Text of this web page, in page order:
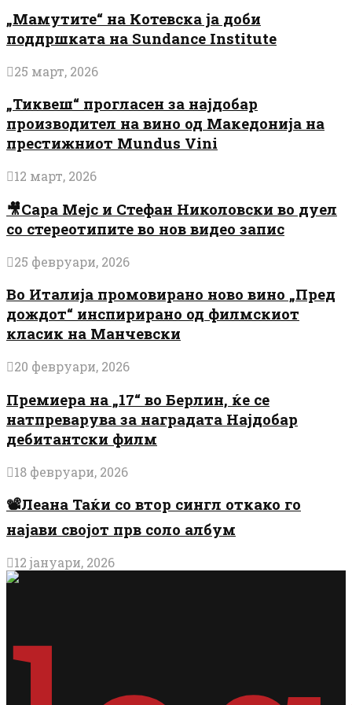
„Мамутите“ на Котевска ја доби
поддршката на Sundance Institute
25 март, 2026
„Тиквеш“ прогласен за најдобар
производител на вино од Македонија на
престижниот Mundus Vini
12 март, 2026
🎥Сара Мејс и Стефан Николовски во дуел
со стереотипите во нов видео запис
25 февруари, 2026
Во Италија промовирано ново вино „Пред
дождот“ инспирирано од филмскиот
класик на Манчевски
20 февруари, 2026
Премиера на „17“ во Берлин, ќе се
натпреварува за наградата Најдобар
дебитантски филм
18 февруари, 2026
📽️Леана Таќи со втор сингл откако го
најави својот прв соло албум
12 јануари, 2026